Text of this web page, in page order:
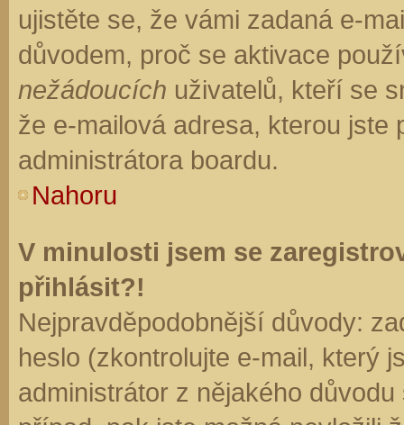
ujistěte se, že vámi zadaná e-
důvodem, proč se aktivace
nežádoucích uživatelů, kteří se
že e-mailová adresa, kterou jste
administrátora boardu.
Nahoru
V minulosti jsem se
přihlásit?!
Nejpravděpodobnější důvody:
heslo (zkontrolujte e-mail, který
administrátor z nějakého